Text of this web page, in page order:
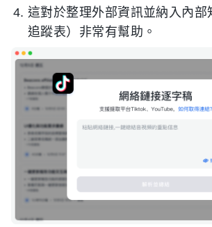
這對於整理外部資訊並納入內部
追蹤表）非常有幫助。